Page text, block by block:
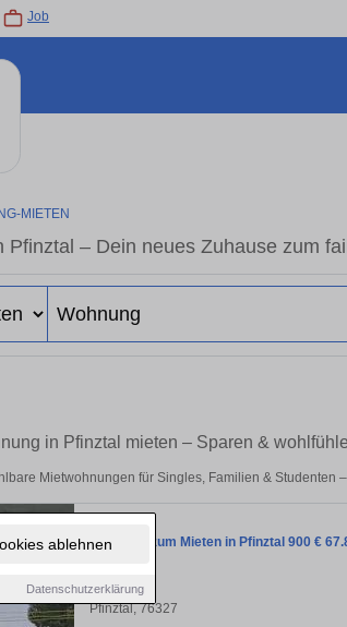
ablehnen
Datenschutzerklärung
Job
MIETEN
Pfinztal – Dein neues Zuhause zum
in Pfinztal mieten – Sparen &
Mietwohnungen für Singles, Familien & Studenten
Wohnung zum Mieten in Pfinztal 900 €
Pfinztal, 76327